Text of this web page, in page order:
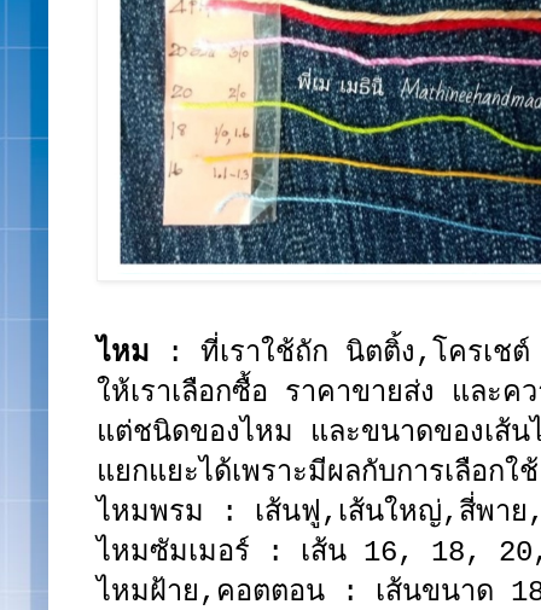
ไหม : ที่เราใช้ถัก นิตติ้ง,โครเชต์
ให้เราเลือกซื้อ ราคาขายส่ง และค
แต่ชนิดของไหม และขนาดของเส้
แยกแยะได้เพราะมีผลกับการเลือก
ไหมพรม : เส้นฟู,เส้นใหญ่,สี่พาย
ไหมซัมเมอร์ : เส้น 16, 18,
ไหมฝ้าย,คอตตอน : เส้นขนาด